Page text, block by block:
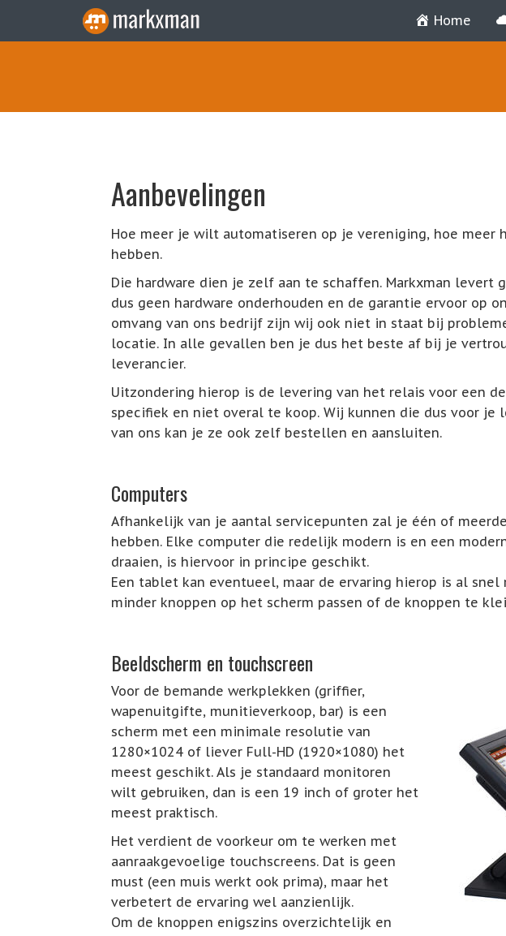
Home
Aanbevelingen
Hoe meer je wilt automatiseren op je vereniging, hoe meer
hebben.
Die hardware dien je zelf aan te schaffen. Markxman levert
dus geen hardware onderhouden en de garantie ervoor op
omvang van ons bedrijf zijn wij ook niet in staat bij
locatie. In alle gevallen ben je dus het beste af bij je
leverancier.
Uitzondering hierop is de levering van het relais voor een
specifiek en niet overal te koop. Wij kunnen die dus voor je
van ons kan je ze ook zelf bestellen en aansluiten.
Computers
Afhankelijk van je aantal servicepunten zal je één of
hebben. Elke computer die redelijk modern is en een
draaien, is hiervoor in principe geschikt.
Een tablet kan eventueel, maar de ervaring hierop is al snel
minder knoppen op het scherm passen of de knoppen te
Beeldscherm en touchscreen
Voor de bemande werkplekken (griffier,
wapenuitgifte, munitieverkoop, bar) is een
scherm met een minimale resolutie van
1280×1024 of liever Full-HD (1920×1080) het
meest geschikt. Als je standaard monitoren
wilt gebruiken, dan is een 19 inch of groter het
meest praktisch.
Het verdient de voorkeur om te werken met
aanraakgevoelige touchscreens. Dat is geen
must (een muis werkt ook prima), maar het
verbetert de ervaring wel aanzienlijk.
Om de knoppen enigszins overzichtelijk en